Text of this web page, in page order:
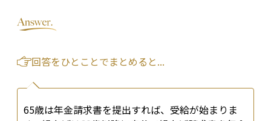
回答をひとことでまとめると...
65歳は年金請求書を提出すれば、受給が始まりま